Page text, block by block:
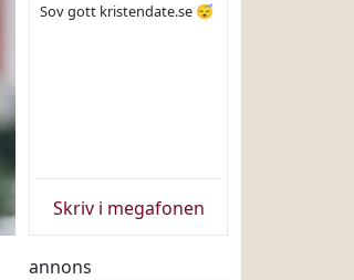
Sov gott kristendate.se 😴
Skriv i megafonen
annons